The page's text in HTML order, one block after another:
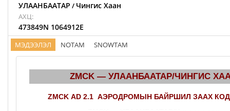
УЛААНБААТАР / Чингис Хаан
АХЦ:
473849N 1064912E
МЭДЭЭЛЭЛ NOTAM SNOWTAM